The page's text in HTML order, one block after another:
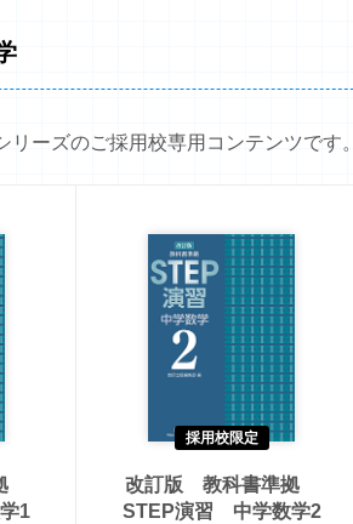
リーズのご採用校専用コンテンツです。
1
採用校限定
改訂版 教科書準拠
STEP演習 中学数学2